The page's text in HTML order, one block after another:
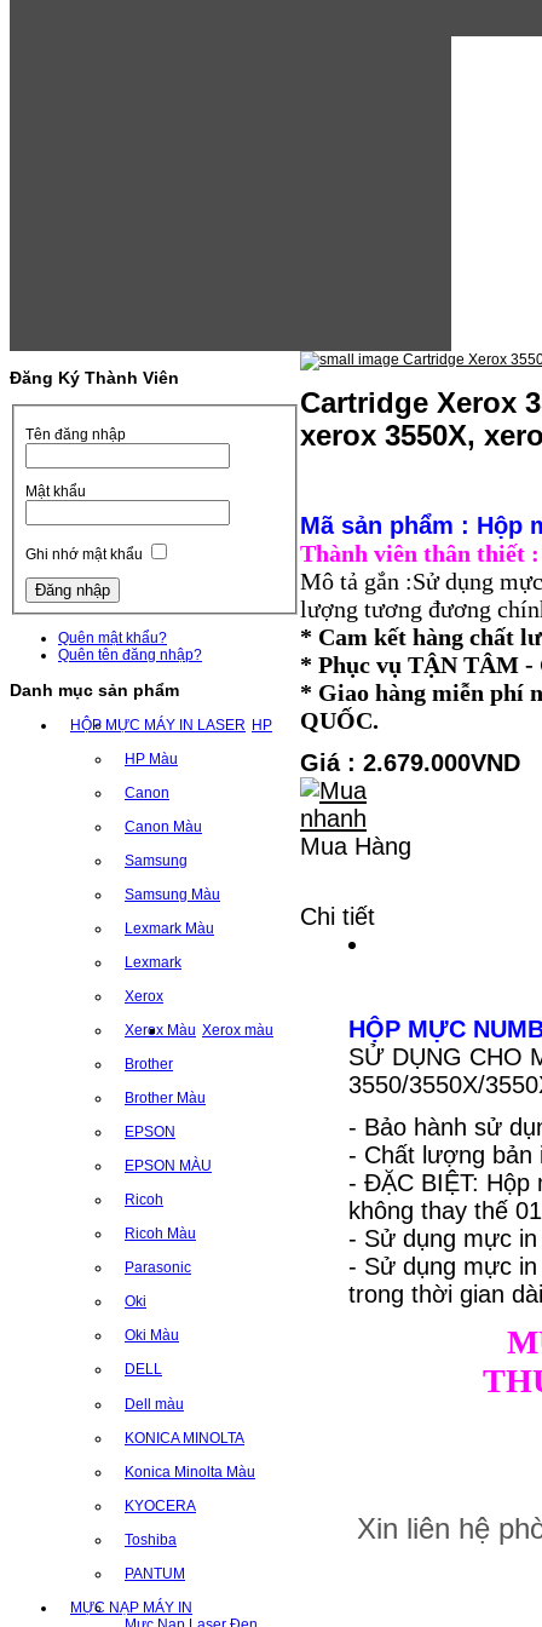
Đăng Ký Thành Viên
Tên đăng nhập
Mật khẩu
Ghi nhớ mật khẩu
Quên mật khẩu?
Quên tên đăng nhập?
Danh mục sản phẩm
HỘP MỰC MÁY IN LASER HP
HP Màu
Canon
Canon Màu
Samsung
Samsung Màu
Lexmark Màu
Lexmark
Xerox
Xerox Màu Xerox màu
Brother
Brother Màu
EPSON
EPSON MÀU
Ricoh
Ricoh Màu
Parasonic
Oki
Oki Màu
DELL
Dell màu
KONICA MINOLTA
Konica Minolta Màu
KYOCERA
Toshiba
PANTUM
MỰC NẠP MÁY IN
Cartridge Xerox
xerox 3550X,
Mã sản phẩm : Hộp
Thành viên thân thiết
Mô tả gắn :Sử dụng
lượng tương đương
* Cam kết hàng chất
* Phục vụ TẬN TÂM
* Giao hàng miễn phí
QUỐC.
Giá : 2.679.000VND
Mua Hàng
Chi tiết
HỘP MỰC
SỬ DỤNG CHO
3550/3550X/
- Bảo hành sử
- Chất lượng bản
- ĐẶC BIỆT: Hộp
không thay thế
- Sử dụng mực
- Sử dụng mực
trong thời gian
Xin liên hệ